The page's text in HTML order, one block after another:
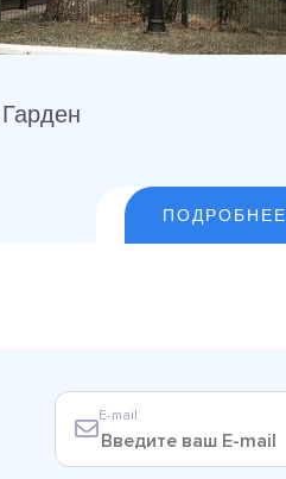
ПОДРОБНЕЕ
E-mail